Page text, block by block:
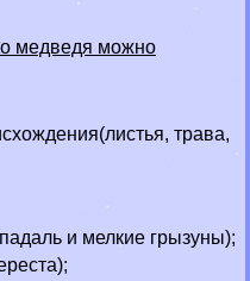
медведя можно
трава,
и мелкие грызуны);